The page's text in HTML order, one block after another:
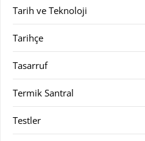
Tarih ve Teknoloji
Tarihçe
Tasarruf
Termik Santral
Testler